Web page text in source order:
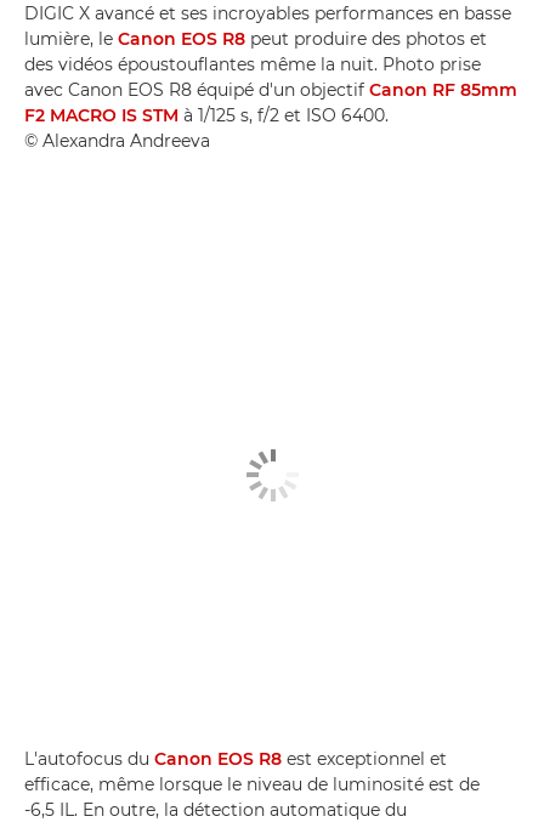
DIGIC X avancé et ses incroyables performances en basse
lumière, le Canon EOS R8 peut produire des photos et
des vidéos époustouflantes même la nuit. Photo prise
avec Canon EOS R8 équipé d'un objectif Canon RF 85mm
F2 MACRO IS STM à 1/125 s, f/2 et ISO 6400.
© Alexandra Andreeva
L'autofocus du Canon EOS R8 est exceptionnel et
efficace, même lorsque le niveau de luminosité est de
-6,5 IL. En outre, la détection automatique du